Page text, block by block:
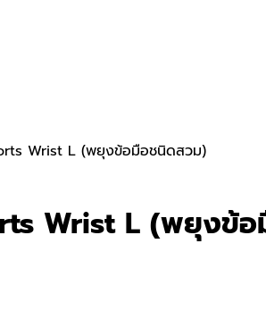
Wrist L (พยุงข้อมือชนิดสวม)
Wrist L (พยุงข้